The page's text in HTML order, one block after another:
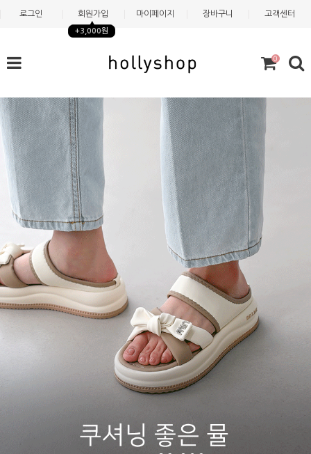
로그인 회원가입
+3,000원
마이페이지 장바구니 고객센터
0